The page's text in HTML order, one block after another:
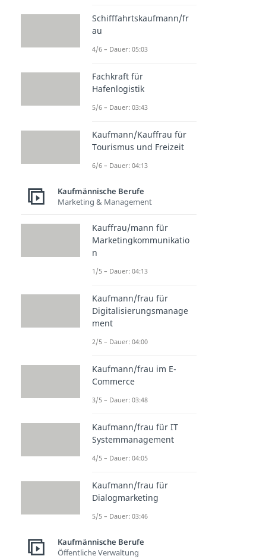
Schifffahrtskaufmann/fr
au
4/6 – Dauer: 05:03
Fachkraft für
Hafenlogistik
5/6 – Dauer: 03:43
Kaufmann/Kauffrau für
Tourismus und Freizeit
6/6 – Dauer: 04:13
Kaufmännische Berufe
Marketing & Management
Kauffrau/mann für
Marketingkommunikatio
n
1/5 – Dauer: 04:13
Kaufmann/frau für
Digitalisierungsmanage
ment
2/5 – Dauer: 04:00
Kaufmann/frau im E-
Commerce
3/5 – Dauer: 03:48
Kaufmann/frau für IT
Systemmanagement
4/5 – Dauer: 04:05
Kaufmann/frau für
Dialogmarketing
5/5 – Dauer: 03:46
Kaufmännische Berufe
Öffentliche Verwaltung